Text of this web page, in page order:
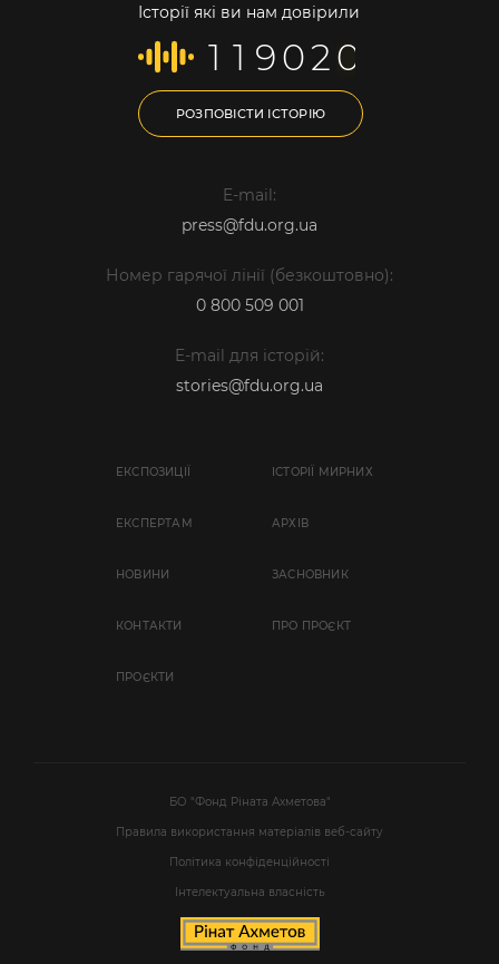
Історії які ви нам довірили
1 1 9020
РОЗПОВІСТИ ІСТОРІЮ
E-mail:
press@fdu.org.ua
Номер гарячої лінії (безкоштовно):
0 800 509 001
E-mail для історій:
stories@fdu.org.ua
ЕКСПОЗИЦІЇ ІСТОРІЇ МИРНИХ
EКСПЕРТАМ АРХІВ
НОВИНИ ЗАСНОВНИК
КОНТАКТИ ПРО ПРОЄКТ
ПРОЄКТИ
БО "Фонд Ріната Ахметова"
Правила використання матеріалів веб-сайту
Політика конфіденційності
Інтелектуальна власність